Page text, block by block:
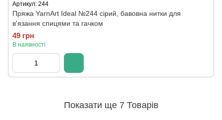
Артикул: 244
Пряжа YarnArt Ideal №244 сірий, бавовна нитки для
в'язання спицями та гачком
49 грн
В наявності
Показати ще 7 Товарів